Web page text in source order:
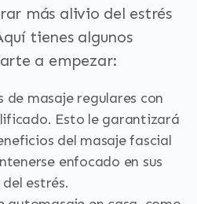
más alivio del estrés
tienes algunos
a empezar:
de masaje regulares con
Esto le garantizará
del masaje fascial
enfocado en sus
estrés.